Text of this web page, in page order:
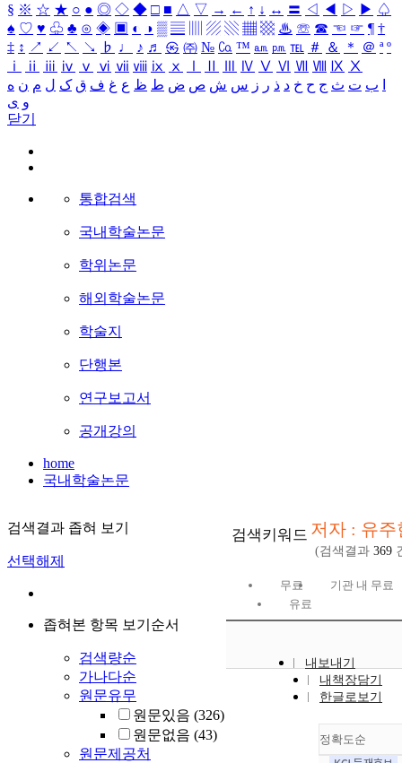
§ ※ ☆ ★ ○ ● ◎ ◇ ◆ □ ■ △ ▽ → ← ↑ ↓ ↔ 〓 ◁ ◀ ▷ ▶ ♤
♠ ♡ ♥ ♧ ♣ ⊙ ◈ ▣ ◐ ◑ ▒ ▤ ▨ ▧ ▦ ▩ ♨ ☏ ☎ ☜ ☞ ¶ †
‡ ↕ ↗ ↙ ↖ ↘ ♭ ♩ ♪ ♬ ㉿ ㈜ № ㏇ ™ ㏂ ㏘ ℡ ＃ ＆ ＊ ＠ ª º
ⅰ
ⅱ ⅲ ⅳ ⅴ ⅵ ⅶ ⅷ ⅸ ⅹ Ⅳ Ⅴ Ⅵ Ⅶ Ⅷ Ⅸ Ⅹ
ب ت ث ج ح خ د ذ ر ز س ش ص ض ط ظ ع غ ف ق ک ل م ن ه
و ی
닫기
통합검색
국내학술논문
학위논문
해외학술논문
학술지
단행본
연구보고서
공개강의
home
국내학술논문
검색결과 좁혀 보기
선택해제
좁혀본 항목 보기순서
검색량순
가나다순
원문유무
원문있음 (326)
원문없음 (43)
원문제공처
검색키워드 저자 : 유주
(검색결과 369
무료
기관 내 무료
유료
내보내기
내책장담기
한글로보기
정확도순